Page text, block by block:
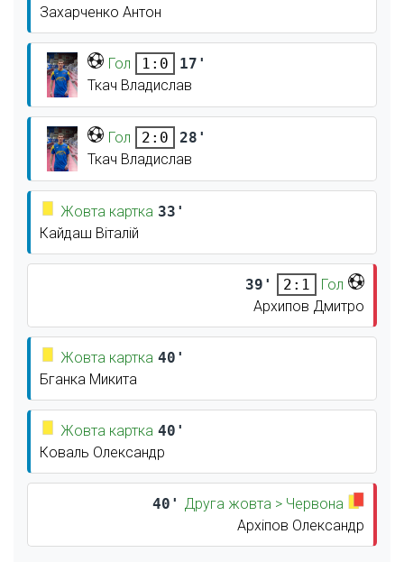
Захарченко Антон
Гол 1:0
17'
Ткач Владислав
Гол 2:0
28'
Ткач Владислав
Жовта картка 33'
Кайдаш Віталій
39' 2:1
Гол
Архипов Дмитро
Жовта картка 40'
Бганка Микита
Жовта картка 40'
Коваль Олександр
40' Друга жовта > Червона
Архіпов Олександр